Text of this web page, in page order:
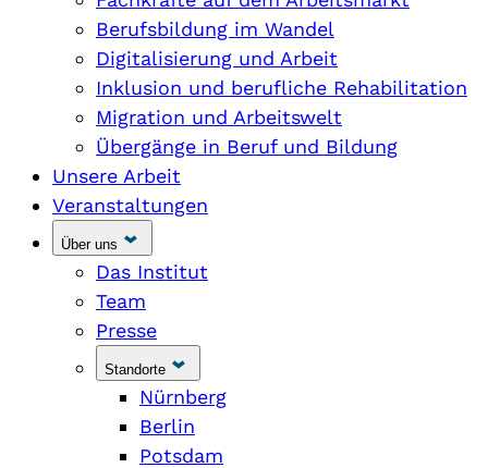
Berufsbildung im Wandel
Digitalisierung und Arbeit
Inklusion und berufliche Rehabilitation
Migration und Arbeitswelt
Übergänge in Beruf und Bildung
Unsere Arbeit
Veranstaltungen
Über uns
Das Institut
Team
Presse
Standorte
Nürnberg
Berlin
Potsdam